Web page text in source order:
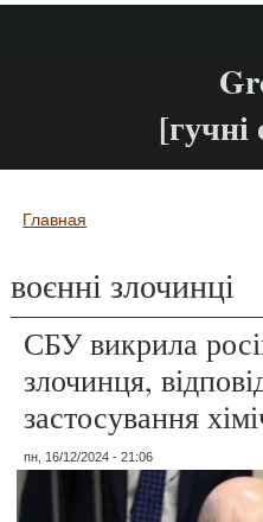
Вы здесь
Главная
воєнні злочинці
СБУ викрила
злочинця,
застосування
пн, 16/12/2024 - 21:06